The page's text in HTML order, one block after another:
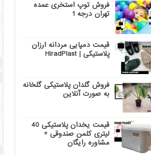
فروش توپ استخری عمده
تهران درجه 1
قیمت دمپایی مردانه ارزان
پلاستیکی | HiradPlast
فروش گلدان پلاستیکی گلخانه
به صورت آنلاین
قیمت یخدان پلاستیکی 40
لیتری کلمن صندوقی +
مشاوره رایگان